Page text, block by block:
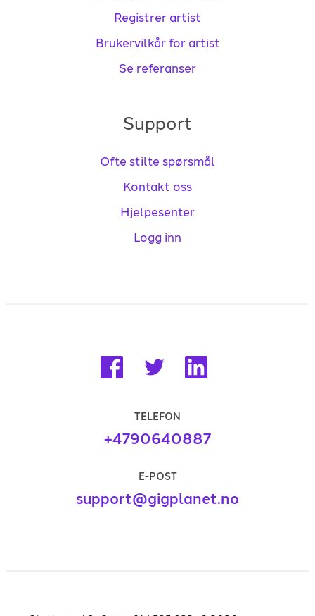
Registrer artist
Brukervilkår for artist
Se referanser
Support
Ofte stilte spørsmål
Kontakt oss
Hjelpesenter
Logg inn
TELEFON
+4790640887
E-POST
support@gigplanet.no